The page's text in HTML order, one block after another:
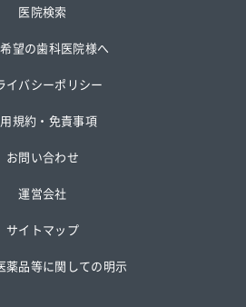
医院検索
望の歯科医院様へ
イバシーポリシー
規約・免責事項
お問い合わせ
運営会社
サイトマップ
薬品等に関しての明示